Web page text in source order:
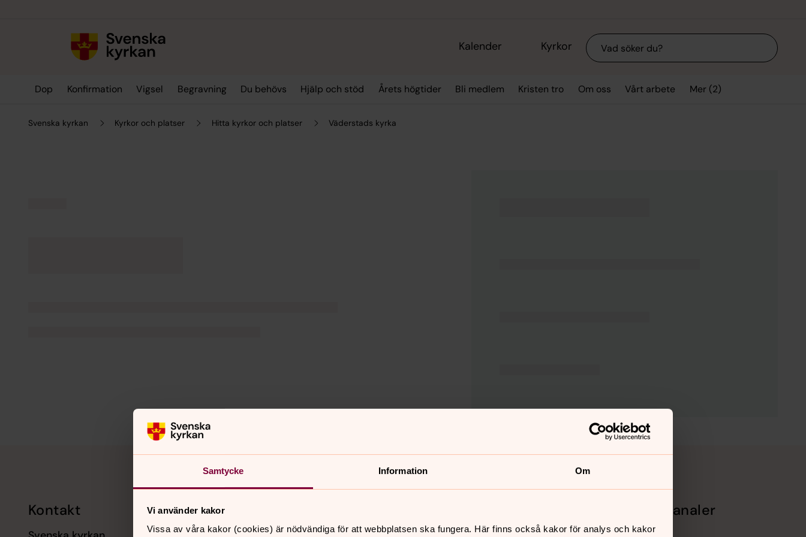
Samtycke Information Om
Vi använder kakor
Vissa av våra kakor (cookies) är nödvändiga för att webbplatsen ska fungera. Här finns också kakor för analys och kakor
Kalender Kyrkor Sök
Dop Konfirmation Vigsel Begravning Du behövs Hjälp och stöd Årets högtider Bli medlem Kristen tro Om oss Vårt arbete Mer (2)
Svenska kyrkan Kyrkor och platser Hitta kyrkor och platser Väderstads kyrka
Kontakt Kalender Sociala kanaler